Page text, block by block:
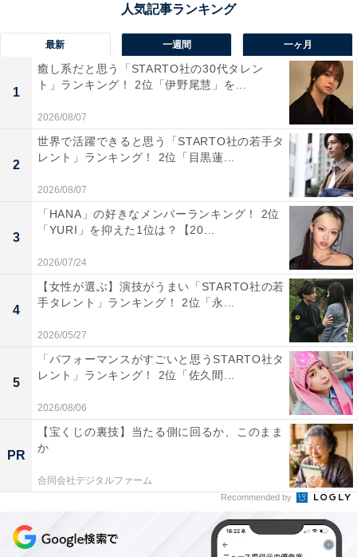
沖縄を代表する「美ら海水族館」では、巨大な水槽の中
を泳ぐジンベエザメやマンタの姿に圧倒されます。館内
はしっかりと空調が整っており、真夏の観光にもぴった
り。水のゆらぎと生き物たちの躍動を眺めながら、涼し
さと癒しの両方を感じられる贅沢な空間です。
回答者からは「とても涼しいです。巨大水槽を見ながら
の食事ができるカフェは何時間でもいられます」(40代女
性／岐阜県)、「大迫力の水槽やえさやりタイムなどのシ
ョーをみたいから」(30代女性／広島県)、「最大級のサ
ンゴの展示を見てみたいです」(50代男性／北海道)とい
った声が集まりました。
※回答者からのコメントは原文ママです
この記事の筆者：坂上 恵
All About ニュースの編集者。オールアバウトに入社後、
SNSトレンドにフォーカスした記事執筆やSEOライティ
ングの経験を経て、のちにAll About ニュースチームのメ
ンバーに参入。現在は旅行・カルチャー・エンタメなど
を中心に企画編集を担当。東京都出身。居酒屋巡りとス
ポーツ観戦が生きがい。
最新 一週間 一ヶ月
1
癒し系だと思う「STARTO社の30代タレン
ト」ランキング！ 2位「伊野尾慧」を...
2026/08/07
2
世界で活躍できると思う「STARTO社の若手タ
レント」ランキング！ 2位「目黒蓮...
2026/08/07
3
「HANA」の好きなメンバーランキング！ 2位
「YURI」を抑えた1位は？【20...
2026/07/24
4
【女性が選ぶ】演技がうまい「STARTO社の若
手タレント」ランキング！ 2位「永...
2026/05/27
5
「パフォーマンスがすごいと思うSTARTO社タ
レント」ランキング！ 2位「佐久間...
2026/08/06
PR
【宝くじの裏技】当たる側に回るか、このまま
か
合同会社デジタルファーム
Recommended by